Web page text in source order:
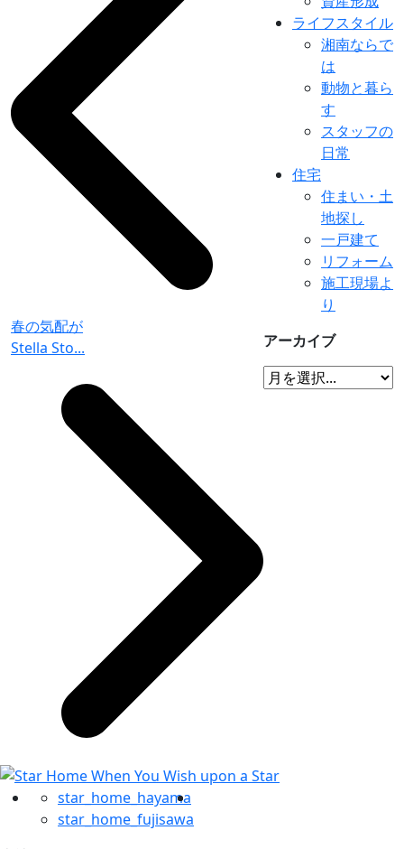
春の気配が
Stella Sto...
ライフスタイル
湘南ならで
は
動物と暮ら
す
スタッフの
日常
住宅
住まい・土
地探し
一戸建て
リフォーム
施工現場よ
り
アーカイブ
star_home_hayama
star_home_fujisawa